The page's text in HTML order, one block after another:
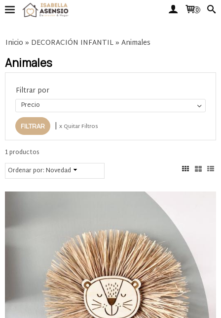
0
Inicio » DECORACIÓN INFANTIL» Animales
Animales
Filtrar por
Precio
| x Quitar Filtros
1 productos
Ordenar por:Novedad